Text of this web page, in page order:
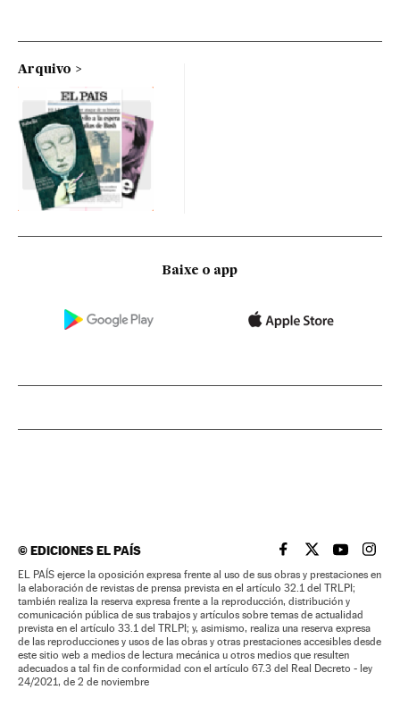
Arquivo
Baixe o app
©EDICIONES EL PAÍS EL PAÍS BRASIL EN
EL PAÍSEL PAÍS
EL
EL PAÍS ejerce la oposición expresa frente al uso de sus obras y prestaciones en
la elaboración de revistas de prensa prevista en el artículo 32.1 del TRLPI;
también realiza la reserva expresa frente a la reproducción, distribución y
comunicación pública de sus trabajos y artículos sobre temas de actualidad
prevista en el artículo 33.1 del TRLPI; y, asimismo, realiza una reserva expresa
de las reproducciones y usos de las obras y otras prestaciones accesibles desde
este sitio web a medios de lectura mecánica u otros medios que resulten
adecuados a tal fin de conformidad con el artículo 67.3 del Real Decreto - ley
24/2021, de 2 de noviembre